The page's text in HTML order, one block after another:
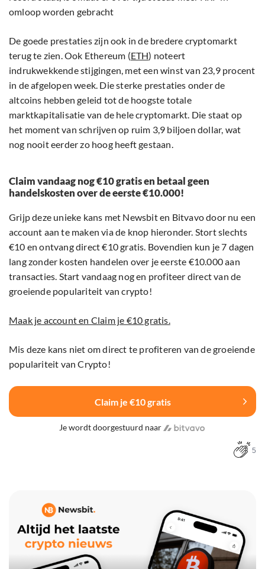
omloop worden gebracht
De goede prestaties zijn ook in de bredere cryptomarkt
terug te zien. Ook Ethereum (ETH) noteert
indrukwekkende stijgingen, met een winst van 23,9 procent
in de afgelopen week. Die sterke prestaties onder de
altcoins hebben geleid tot de hoogste totale
marktkapitalisatie van de hele cryptomarkt. Die staat op
het moment van schrijven op ruim 3,9 biljoen dollar, wat
nog nooit eerder zo hoog heeft gestaan.
Claim vandaag nog €10 gratis en betaal geen
handelskosten over de eerste €10.000!
Grijp deze unieke kans met Newsbit en Bitvavo door nu een
account aan te maken via de knop hieronder. Stort slechts
€10 en ontvang direct €10 gratis. Bovendien kun je 7 dagen
lang zonder kosten handelen over je eerste €10.000 aan
transacties. Start vandaag nog en profiteer direct van de
groeiende populariteit van crypto!
Maak je account en Claim je €10 gratis.
Mis deze kans niet om direct te profiteren van de groeiende
populariteit van Crypto!
Claim je €10 gratis
Je wordt doorgestuurd naar
5